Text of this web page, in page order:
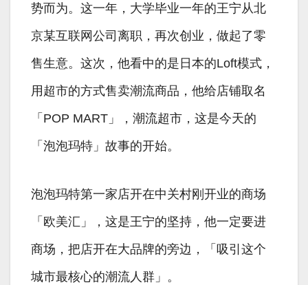
势而为。这一年，大学毕业一年的王宁从北
京某互联网公司离职，再次创业，做起了零
售生意。这次，他看中的是日本的Loft模式，
用超市的方式售卖潮流商品，他给店铺取名
「POP MART」，潮流超市，这是今天的
「泡泡玛特」故事的开始。
泡泡玛特第一家店开在中关村刚开业的商场
「欧美汇」，这是王宁的坚持，他一定要进
商场，把店开在大品牌的旁边，「吸引这个
城市最核心的潮流人群」。